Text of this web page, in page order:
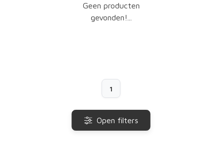
Geen producten
gevonden!...
1
Open filters